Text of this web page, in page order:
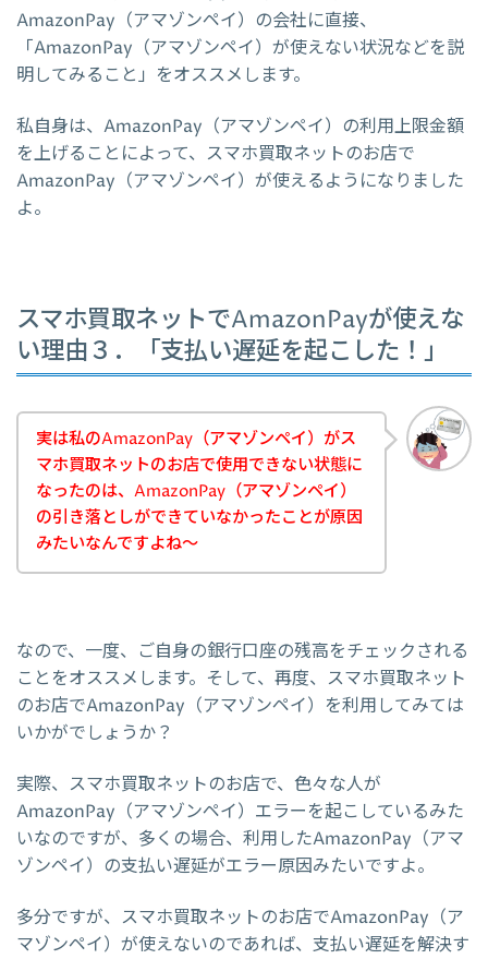
AmazonPay（アマゾンペイ）の会社に直接、
「AmazonPay（アマゾンペイ）が使えない状況などを説
明してみること」をオススメします。
私自身は、AmazonPay（アマゾンペイ）の利用上限金額
を上げることによって、スマホ買取ネットのお店で
AmazonPay（アマゾンペイ）が使えるようになりました
よ。
スマホ買取ネットでAmazonPayが使えな
い理由３．「支払い遅延を起こした！」
実は私のAmazonPay（アマゾンペイ）がス
マホ買取ネットのお店で使用できない状態に
なったのは、AmazonPay（アマゾンペイ）
の引き落としができていなかったことが原因
みたいなんですよね～
なので、一度、ご自身の銀行口座の残高をチェックされる
ことをオススメします。そして、再度、スマホ買取ネット
のお店でAmazonPay（アマゾンペイ）を利用してみては
いかがでしょうか？
実際、スマホ買取ネットのお店で、色々な人が
AmazonPay（アマゾンペイ）エラーを起こしているみた
いなのですが、多くの場合、利用したAmazonPay（アマ
ゾンペイ）の支払い遅延がエラー原因みたいですよ。
多分ですが、スマホ買取ネットのお店でAmazonPay（ア
マゾンペイ）が使えないのであれば、支払い遅延を解決す